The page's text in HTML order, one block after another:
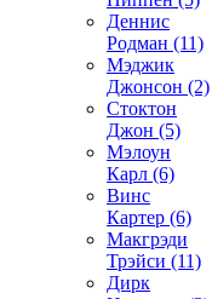
Деннис
Родман (11)
Мэджик
Джонсон (2)
Стоктон
Джон (5)
Мэлоун
Карл (6)
Винс
Картер (6)
Макгрэди
Трэйси (11)
Дирк